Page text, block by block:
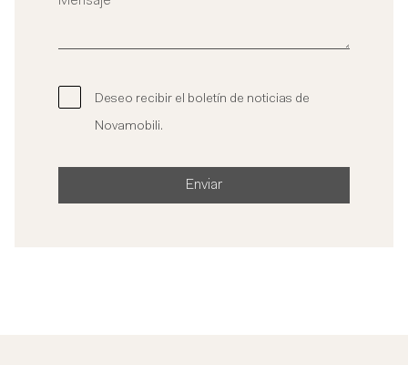
Deseo recibir el boletín de noticias de
Novamobili.
Enviar